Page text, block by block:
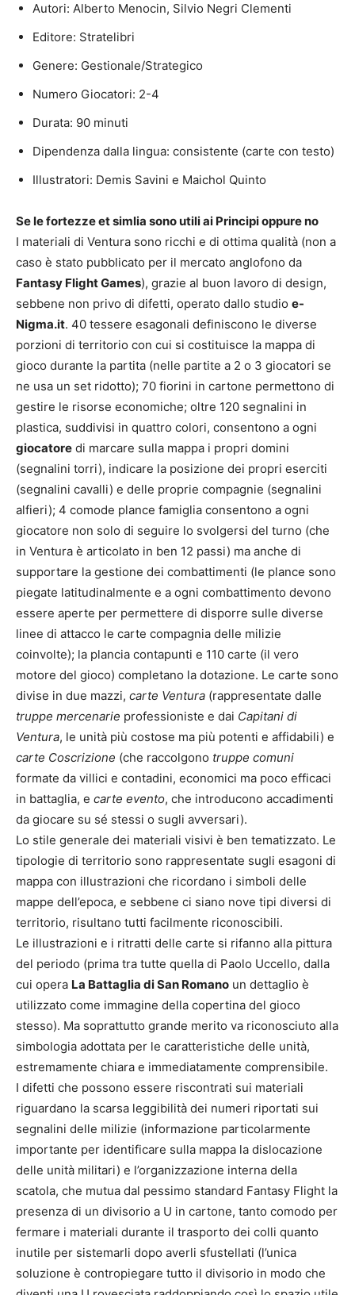
Autori: Alberto Menocin, Silvio Negri Clementi
Editore: Stratelibri
Genere: Gestionale/Strategico
Numero Giocatori: 2-4
Durata: 90 minuti
Dipendenza dalla lingua: consistente (carte con testo)
Illustratori: Demis Savini e Maichol Quinto
Se le fortezze et simlia sono utili ai Principi oppure no
I materiali di Ventura sono ricchi e di ottima qualità (non a
caso è stato pubblicato per il mercato anglofono da
Fantasy Flight Games), grazie al buon lavoro di design,
sebbene non privo di difetti, operato dallo studio e-
Nigma.it. 40 tessere esagonali definiscono le diverse
porzioni di territorio con cui si costituisce la mappa di
gioco durante la partita (nelle partite a 2 o 3 giocatori se
ne usa un set ridotto); 70 fiorini in cartone permettono di
gestire le risorse economiche; oltre 120 segnalini in
plastica, suddivisi in quattro colori, consentono a ogni
giocatore di marcare sulla mappa i propri domini
(segnalini torri), indicare la posizione dei propri eserciti
(segnalini cavalli) e delle proprie compagnie (segnalini
alfieri); 4 comode plance famiglia consentono a ogni
giocatore non solo di seguire lo svolgersi del turno (che
in Ventura è articolato in ben 12 passi) ma anche di
supportare la gestione dei combattimenti (le plance sono
piegate latitudinalmente e a ogni combattimento devono
essere aperte per permettere di disporre sulle diverse
linee di attacco le carte compagnia delle milizie
coinvolte); la plancia contapunti e 110 carte (il vero
motore del gioco) completano la dotazione. Le carte sono
divise in due mazzi, carte Ventura (rappresentate dalle
truppe mercenarie professioniste e dai Capitani di
Ventura, le unità più costose ma più potenti e affidabili) e
carte Coscrizione (che raccolgono truppe comuni
formate da villici e contadini, economici ma poco efficaci
in battaglia, e carte evento, che introducono accadimenti
da giocare su sé stessi o sugli avversari).
Lo stile generale dei materiali visivi è ben tematizzato. Le
tipologie di territorio sono rappresentate sugli esagoni di
mappa con illustrazioni che ricordano i simboli delle
mappe dell’epoca, e sebbene ci siano nove tipi diversi di
territorio, risultano tutti facilmente riconoscibili.
Le illustrazioni e i ritratti delle carte si rifanno alla pittura
del periodo (prima tra tutte quella di Paolo Uccello, dalla
cui opera La Battaglia di San Romano un dettaglio è
utilizzato come immagine della copertina del gioco
stesso). Ma soprattutto grande merito va riconosciuto alla
simbologia adottata per le caratteristiche delle unità,
estremamente chiara e immediatamente comprensibile.
I difetti che possono essere riscontrati sui materiali
riguardano la scarsa leggibilità dei numeri riportati sui
segnalini delle milizie (informazione particolarmente
importante per identificare sulla mappa la dislocazione
delle unità militari) e l’organizzazione interna della
scatola, che mutua dal pessimo standard Fantasy Flight la
presenza di un divisorio a U in cartone, tanto comodo per
fermare i materiali durante il trasporto dei colli quanto
inutile per sistemarli dopo averli sfustellati (l’unica
soluzione è contropiegare tutto il divisorio in modo che